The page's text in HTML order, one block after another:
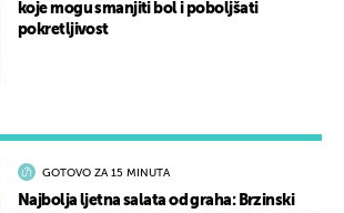
GOTOVO ZA 15 MINUTA
Najbolja ljetna salata od graha: Brzinski
koje mogu smanjiti bol i poboljšati
pokretljivost